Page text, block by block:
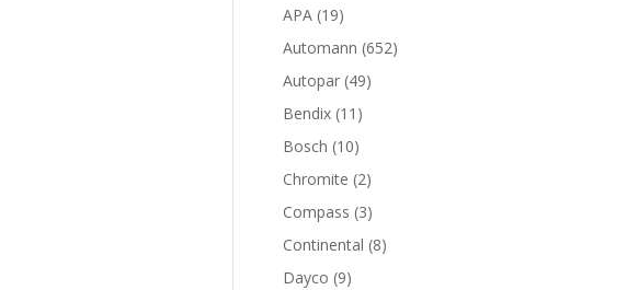
APA 1919
productos
Automann 652652
Autopar 4949
Bendix 11 11
productos
Bosch 1010
productos
Chromite 22
productos
Compass 33
productos
Continental 88
Dayco 99